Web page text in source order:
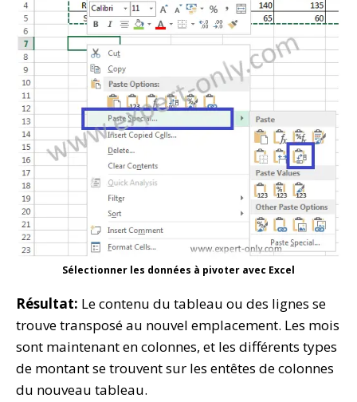
Sélectionner les données à pivoter avec Excel
Résultat: Le contenu du tableau ou des lignes se
trouve transposé au nouvel emplacement. Les mois
sont maintenant en colonnes, et les différents types
de montant se trouvent sur les entêtes de colonnes
du nouveau tableau.